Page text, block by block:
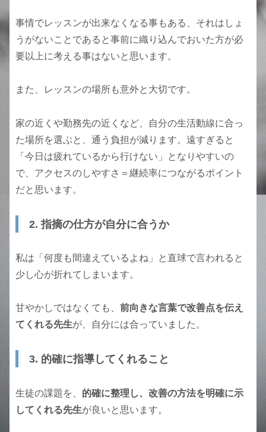
事情でレッスンが出来なくなる事もある、それはしょ
うがないことであると事前に織り込んでおいた方が必
要以上に考える事はないと思います。
また、レッスンの場所も意外と大切です。
家の近くや勤務先の近くなど、自分の生活動線に合っ
た場所を選ぶと、通う負担が減ります。遠すぎると
「今日は疲れているから行けない」となりやすいの
で、アクセスのしやすさ＝継続率につながるポイント
だと思います。
2. 指摘の仕方が自分に合うか
私は「何度も間違えているよね」と直球で言われると
少し心が折れてしまいます。
甘やかしではなくても、 前向きな言葉で改善点を伝え
てくれる先生が、自分には合っていました。
3. 的確に指導してくれること
生徒の課題を、 的確に整理し、改善の方法を明確に示
してくれる先生が良いと思います。